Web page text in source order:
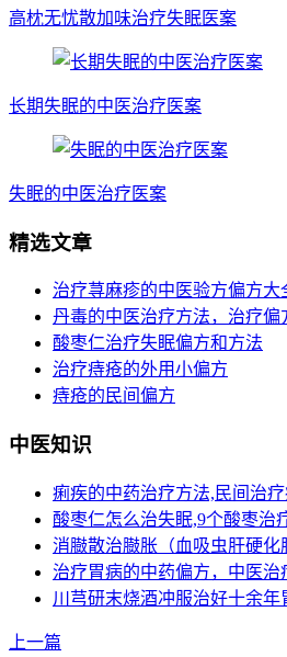
高枕无忧散加味治疗失眠医案
长期失眠的中医治疗医案
失眠的中医治疗医案
精选文章
治疗荨麻疹的中医验方偏方大
丹毒的中医治疗方法，治疗偏
酸枣仁治疗失眠偏方和方法
治疗痔疮的外用小偏方
痔疮的民间偏方
中医知识
痢疾的中药治疗方法,民间治
酸枣仁怎么治失眠,9个酸枣治
消臌散治臌胀（血吸虫肝硬化
治疗胃病的中药偏方，中医治
川芎研末烧酒冲服治好十余年
上一篇